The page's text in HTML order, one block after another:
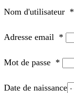
Nom d'utilisateur *
Adresse email *
Mot de passe *
Date de naissance